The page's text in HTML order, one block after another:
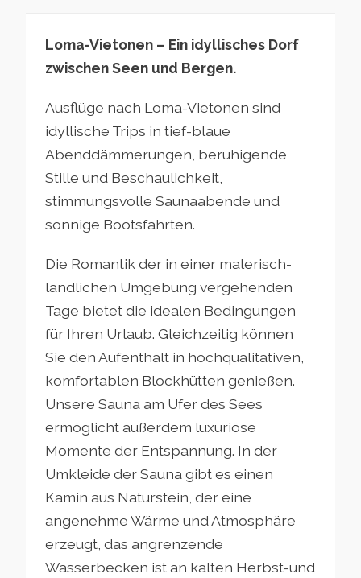
Loma-Vietonen – Ein idyllisches Dorf
zwischen Seen und Bergen.
Ausflüge nach Loma-Vietonen sind
idyllische Trips in tief-blaue
Abenddämmerungen, beruhigende
Stille und Beschaulichkeit,
stimmungsvolle Saunaabende und
sonnige Bootsfahrten.
Die Romantik der in einer malerisch-
ländlichen Umgebung vergehenden
Tage bietet die idealen Bedingungen
für Ihren Urlaub. Gleichzeitig können
Sie den Aufenthalt in hochqualitativen,
komfortablen Blockhütten genießen.
Unsere Sauna am Ufer des Sees
ermöglicht außerdem luxuriöse
Momente der Entspannung. In der
Umkleide der Sauna gibt es einen
Kamin aus Naturstein, der eine
angenehme Wärme und Atmosphäre
erzeugt, das angrenzende
Wasserbecken ist an kalten Herbst-und